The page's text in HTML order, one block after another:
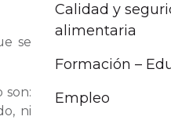
se
son:
ni
Calidad y
alimentaria
Formación –
Empleo